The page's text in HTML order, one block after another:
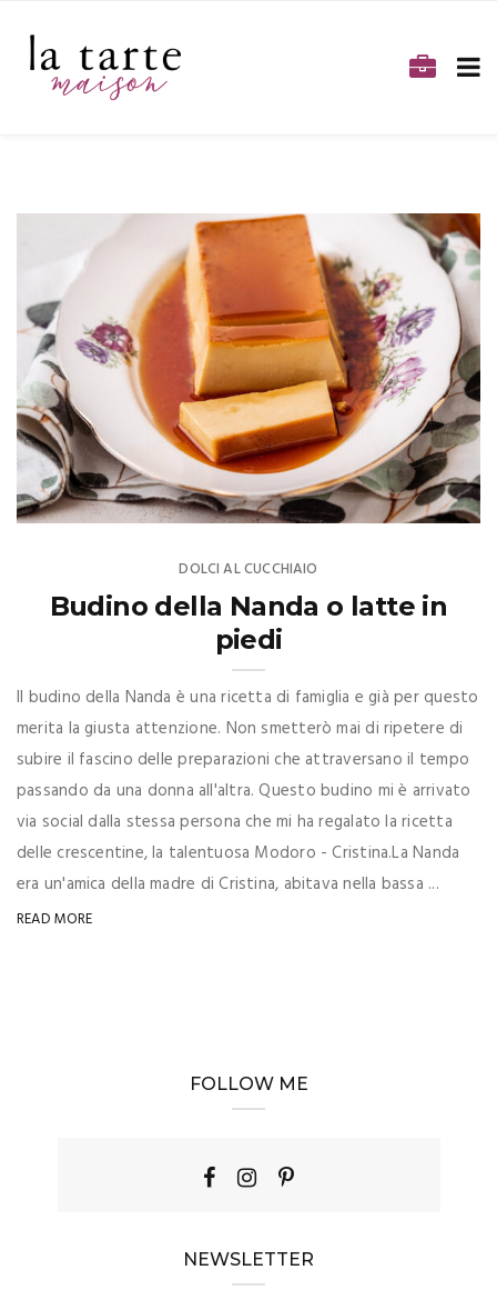
DOLCI AL CUCCHIAIO
Budino della Nanda o latte in
piedi
Il budino della Nanda è una ricetta di famiglia e già per questo
merita la giusta attenzione. Non smetterò mai di ripetere di
subire il fascino delle preparazioni che attraversano il tempo
passando da una donna all'altra. Questo budino mi è arrivato
via social dalla stessa persona che mi ha regalato la ricetta
delle crescentine, la talentuosa Modoro - Cristina.La Nanda
era un'amica della madre di Cristina, abitava nella bassa ...
READ MORE
FOLLOW ME
NEWSLETTER